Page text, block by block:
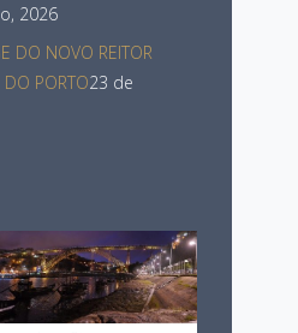
2026
DO NOVO REITOR
DO PORTO23 de